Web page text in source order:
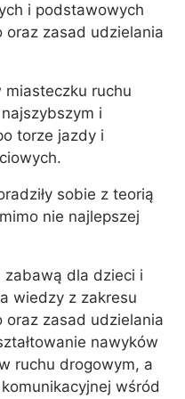
i podstawowych
oraz zasad udzielania
ruchu
i
torze jazdy i
sobie z teorią
nie najlepszej
zabawą dla dzieci i
wiedzy z zakresu
oraz zasad udzielania
nawyków
ruchu drogowym, a
wśród